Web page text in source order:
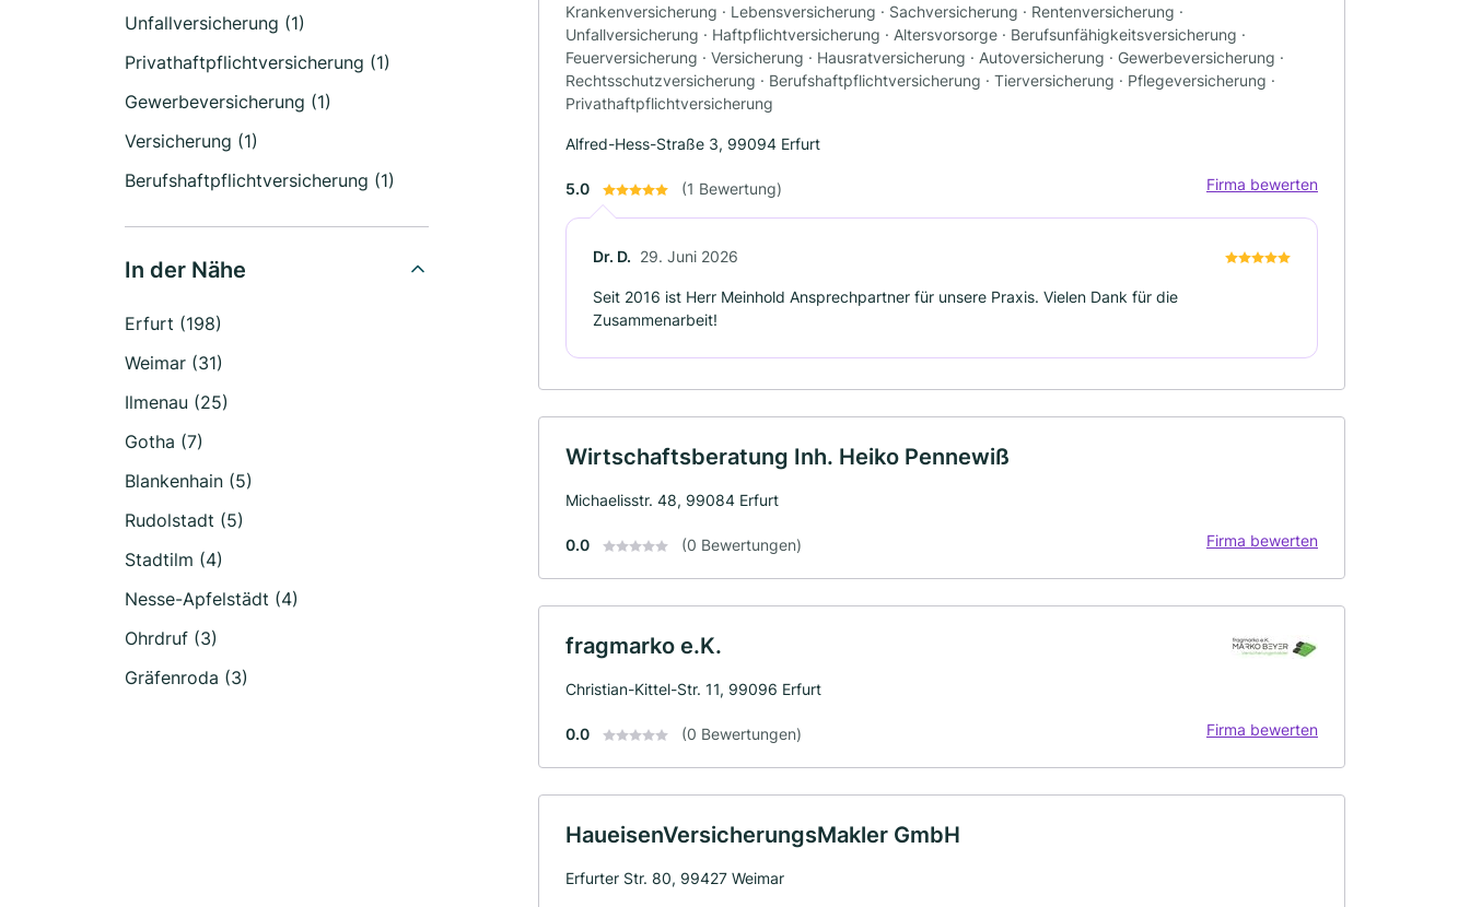
Unfallversicherung (1)
Privathaftpflichtversicherung (1)
Gewerbeversicherung (1)
Versicherung (1)
Berufshaftpflichtversicherung (1)
In der Nähe
Erfurt (198)
Weimar (31)
Ilmenau (25)
Gotha (7)
Blankenhain (5)
Rudolstadt (5)
Stadtilm (4)
Nesse-Apfelstädt (4)
Ohrdruf (3)
Gräfenroda (3)
Krankenversicherung · Lebensversicherung · Sachversicherung · Rentenversicherung ·
Unfallversicherung · Haftpflichtversicherung · Altersvorsorge · Berufsunfähigkeitsversicherung ·
Feuerversicherung · Versicherung · Hausratversicherung · Autoversicherung · Gewerbeversicherung ·
Rechtsschutzversicherung · Berufshaftpflichtversicherung · Tierversicherung · Pflegeversicherung ·
Privathaftpflichtversicherung
Alfred-Hess-Straße 3, 99094 Erfurt
5.0 (1 Bewertung) Firma bewerten
Dr. D. 29. Juni 2026
Seit 2016 ist Herr Meinhold Ansprechpartner für unsere Praxis. Vielen Dank für die
Zusammenarbeit!
Wirtschaftsberatung Inh. Heiko Pennewiß
Michaelisstr. 48, 99084 Erfurt
0.0 (0 Bewertungen) Firma bewerten
fragmarko e.K.
Christian-Kittel-Str. 11, 99096 Erfurt
0.0 (0 Bewertungen) Firma bewerten
HaueisenVersicherungsMakler GmbH
Erfurter Str. 80, 99427 Weimar